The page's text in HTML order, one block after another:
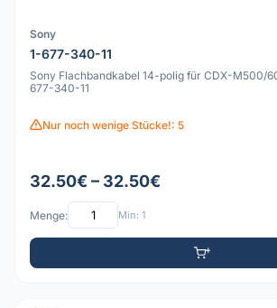
Sony
1-677-340-11
Sony Flachbandkabel 14-polig für CDX-M500/
677-340-11
Nur noch wenige Stücke!: 5
32.50€ – 32.50€
Menge: Min: 1